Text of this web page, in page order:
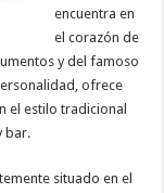
encuentra en
el corazón de
y del famoso
ofrece
el estilo tradicional
bar.
situado en el